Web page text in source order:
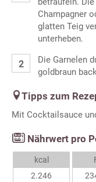
Champagner
glatten Teig
unterheben.
Die Garnelen
goldbraun
Tipps zum
Mit Cocktailsauce
Nährwert pro
kcal
2.246